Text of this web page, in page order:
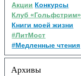
Акции Конкурсы
Клуб «Гольфстрим»
Книги моей жизни
#ЛитМост
#Медленные чтения
Архивы